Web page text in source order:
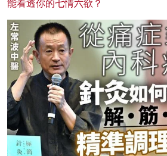
能看透你的七情六欲？